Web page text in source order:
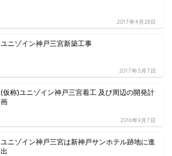
2017年4月28日
ユニゾイン神戸三宮新築工事
2017年5月7日
(仮称)ユニゾイン神戸三宮着工 及び周辺の開発計
画
2016年9月7日
ユニゾイン神戸三宮は新神戸サンホテル跡地に進
出